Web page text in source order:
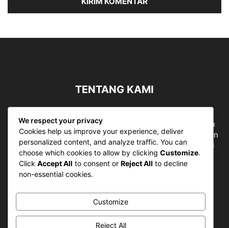
TENTANG KAMI
bergerak di ruang jurnalistik, sebagai entitas pemberian
ruang Publik, Media merupakan literasi mutlak diperlukan
sebagai kemampuan dasar berpikir kritis untuk hidup di
abad informasi.
Hubungi kami:
IKUTI KAMI
We respect your privacy
Cookies help us improve your experience, deliver
personalized content, and analyze traffic. You can
choose which cookies to allow by clicking Customize.
Click Accept All to consent or Reject All to decline
non-essential cookies.
Customize
Reject All